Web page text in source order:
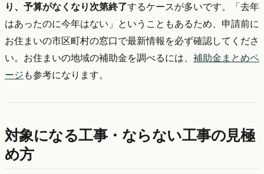
り、予算がなくなり次第終了するケースが多いです。「去年
はあったのに今年はない」ということもあるため、申請前に
お住まいの市区町村の窓口で最新情報を必ず確認してくださ
い。お住まいの地域の補助金を調べるには、 補助金まとめペ
ージ も参考になります。
対象になる工事・ならない工事の見極
め方